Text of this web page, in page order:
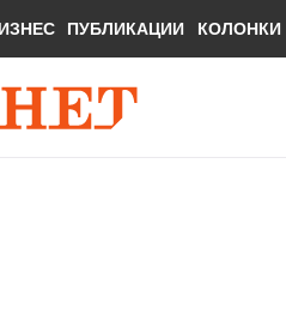
ПУБЛИКАЦИИ КОЛОНКИ